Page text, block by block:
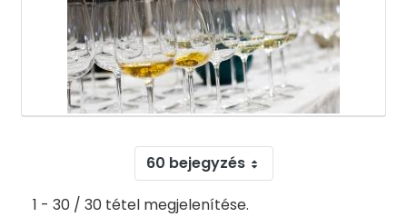
60 bejegyzés
1 - 30 / 30 tétel megjelenítése.